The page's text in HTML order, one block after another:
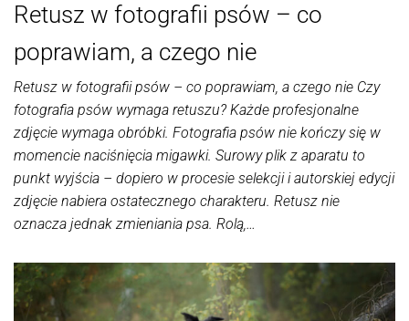
Mazowiecki
:: Radomsko
Częstochowa
Retusz w fotografii psów – co
poprawiam, a czego nie
Retusz w fotografii psów – co poprawiam, a czego nie Czy
fotografia psów wymaga retuszu? Każde profesjonalne
zdjęcie wymaga obróbki. Fotografia psów nie kończy się w
momencie naciśnięcia migawki. Surowy plik z aparatu to
punkt wyjścia – dopiero w procesie selekcji i autorskiej edycji
zdjęcie nabiera ostatecznego charakteru. Retusz nie
oznacza jednak zmieniania psa. Rolą,…